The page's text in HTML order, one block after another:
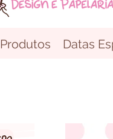
Produtos Datas